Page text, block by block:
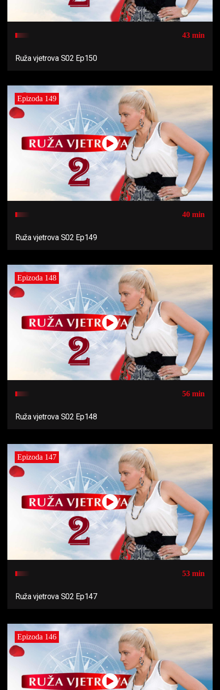
43 min
Ruža vjetrova S02 Ep150
Epizoda 149
40 min
Ruža vjetrova S02 Ep149
Epizoda 148
56 min
Ruža vjetrova S02 Ep148
Epizoda 147
53 min
Ruža vjetrova S02 Ep147
Epizoda 146